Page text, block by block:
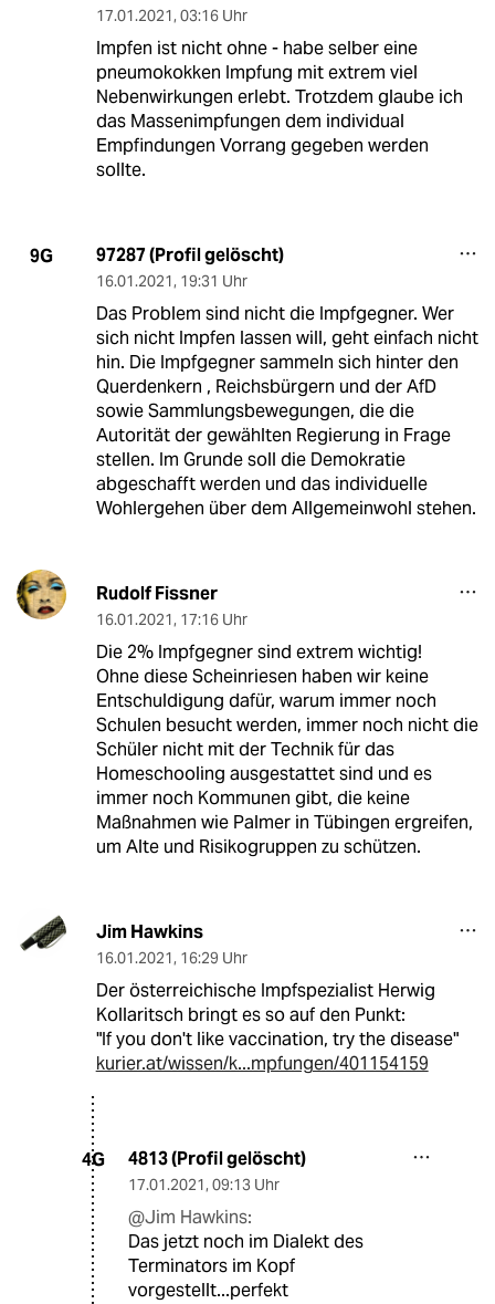
17.01.2021, 03:16 Uhr
Impfen ist nicht ohne - habe selber eine
pneumokokken Impfung mit extrem viel
Nebenwirkungen erlebt. Trotzdem glaube ich
das Massenimpfungen dem individual
Empfindungen Vorrang gegeben werden
sollte.
9G 97287 (Profil gelöscht)
16.01.2021, 19:31 Uhr
Das Problem sind nicht die Impfgegner. Wer
sich nicht Impfen lassen will, geht einfach nicht
hin. Die Impfgegner sammeln sich hinter den
Querdenkern , Reichsbürgern und der AfD
sowie Sammlungsbewegungen, die die
Autorität der gewählten Regierung in Frage
stellen. Im Grunde soll die Demokratie
abgeschafft werden und das individuelle
Wohlergehen über dem Allgemeinwohl stehen.
Rudolf Fissner
16.01.2021, 17:16 Uhr
Die 2% Impfgegner sind extrem wichtig!
Ohne diese Scheinriesen haben wir keine
Entschuldigung dafür, warum immer noch
Schulen besucht werden, immer noch nicht die
Schüler nicht mit der Technik für das
Homeschooling ausgestattet sind und es
immer noch Kommunen gibt, die keine
Maßnahmen wie Palmer in Tübingen ergreifen,
um Alte und Risikogruppen zu schützen.
Jim Hawkins
16.01.2021, 16:29 Uhr
Der österreichische Impfspezialist Herwig
Kollaritsch bringt es so auf den Punkt:
"If you don't like vaccination, try the disease"
kurier.at/wissen/k...mpfungen/401154159
4G 4813 (Profil gelöscht)
17.01.2021, 09:13 Uhr
@Jim Hawkins:
Das jetzt noch im Dialekt des
Terminators im Kopf
vorgestellt...perfekt